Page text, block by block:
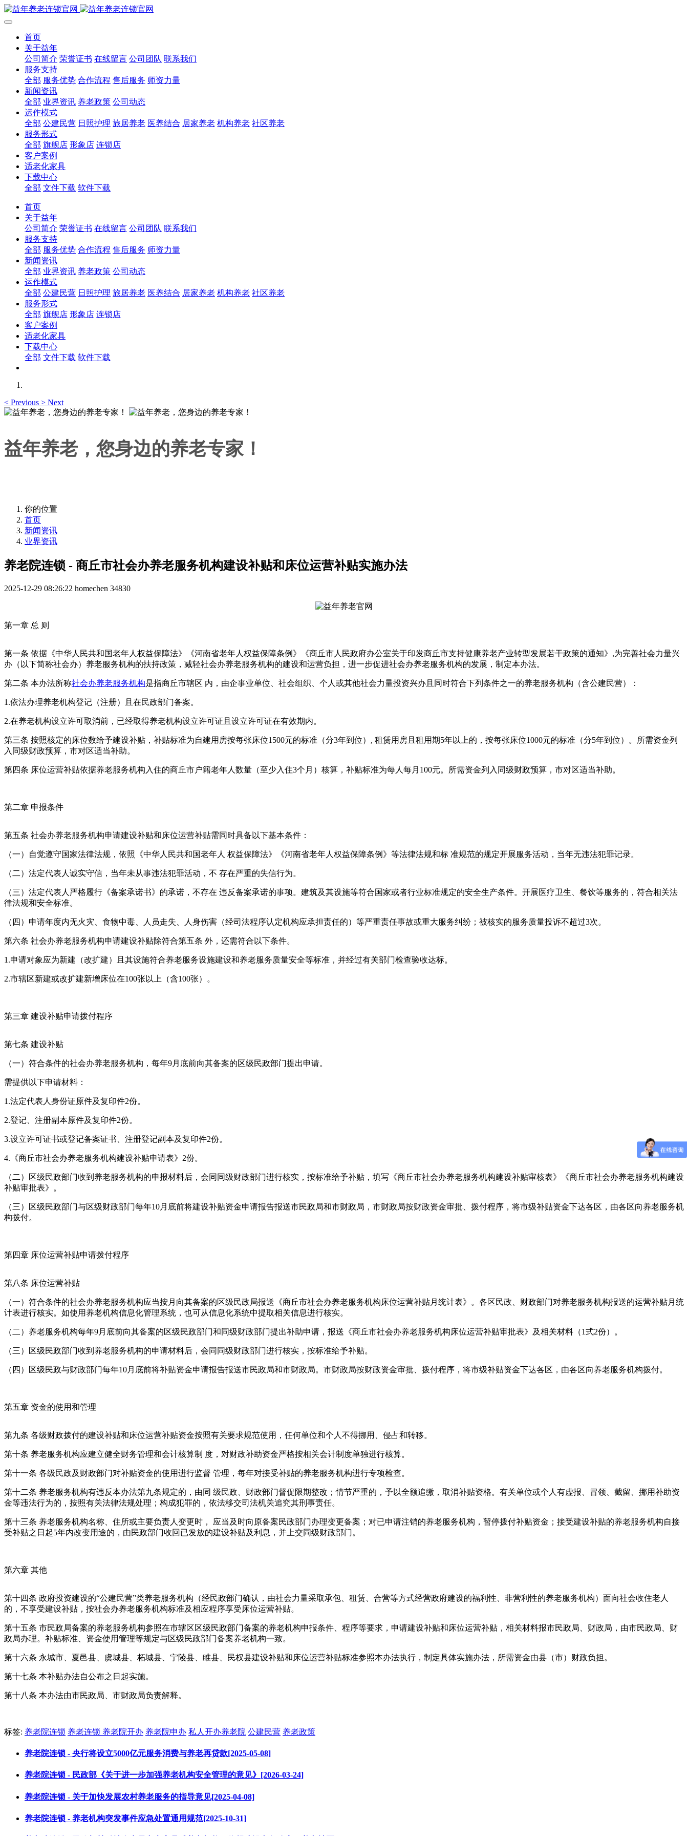
首页
关于益年
公司简介 荣誉证书 在线留言 公司团队 联系我们
服务支持
全部 服务优势 合作流程 售后服务 师资力量
新闻资讯
全部 业界资讯 养老政策 公司动态
运作模式
全部 公建民营 日照护理 旅居养老 医养结合 居家养老 机构养老 社区养老
服务形式
全部 旗舰店 形象店 连锁店
客户案例
适老化家具
下载中心
全部 文件下载 软件下载
首页
关于益年
公司简介 荣誉证书 在线留言 公司团队 联系我们
服务支持
全部 服务优势 合作流程 售后服务 师资力量
新闻资讯
全部 业界资讯 养老政策 公司动态
运作模式
全部 公建民营 日照护理 旅居养老 医养结合 居家养老 机构养老 社区养老
服务形式
全部 旗舰店 形象店 连锁店
客户案例
适老化家具
下载中心
全部 文件下载 软件下载
< Previous > Next
益年养老，您身边的养老专家！
你的位置
首页
新闻资讯
业界资讯
养老院连锁 - 商丘市社会办养老服务机构建设补贴和床位运营补贴实施办法
2025-12-29 08:26:22 homechen 34830
第一章 总 则
第一条 依据《中华人民共和国老年人权益保障法》《河南省老年人权益保障条例》《商丘市人民政府办公室关于印发商丘市支持健康养老产业转型发展若干政策的通知》,为完善社会力量兴
办（以下简称社会办）养老服务机构的扶持政策，减轻社会办养老服务机构的建设和运营负担，进一步促进社会办养老服务机构的发展，制定本办法。
第二条 本办法所称社会办养老服务机构是指商丘市辖区 内，由企事业单位、社会组织、个人或其他社会力量投资兴办且同时符合下列条件之一的养老服务机构（含公建民营）：
1.依法办理养老机构登记（注册）且在民政部门备案。
2.在养老机构设立许可取消前，已经取得养老机构设立许可证且设立许可证在有效期内。
第三条 按照核定的床位数给予建设补贴，补贴标准为自建用房按每张床位1500元的标准（分3年到位）, 租赁用房且租用期5年以上的，按每张床位1000元的标准（分5年到位）。所需资金列
入同级财政预算，市对区适当补助。
第四条 床位运营补贴依据养老服务机构入住的商丘市户籍老年人数量（至少入住3个月）核算，补贴标准为每人每月100元。所需资金列入同级财政预算，市对区适当补助。
第二章 申报条件
第五条 社会办养老服务机构申请建设补贴和床位运营补贴需同时具备以下基本条件：
（一）自觉遵守国家法律法规，依照《中华人民共和国老年人 权益保障法》《河南省老年人权益保障条例》等法律法规和标 准规范的规定开展服务活动，当年无违法犯罪记录。
（二）法定代表人诚实守信，当年未从事违法犯罪活动，不 存在严重的失信行为。
（三）法定代表人严格履行《备案承诺书》的承诺，不存在 违反备案承诺的事项。建筑及其设施等符合国家或者行业标准规定的安全生产条件。开展医疗卫生、餐饮等服务的，符合相关法
律法规和安全标准。
（四）申请年度内无火灾、食物中毒、人员走失、人身伤害（经司法程序认定机构应承担责任的）等严重责任事故或重大服务纠纷；被核实的服务质量投诉不超过3次。
第六条 社会办养老服务机构申请建设补贴除符合第五条 外，还需符合以下条件。
1.申请对象应为新建（改扩建）且其设施符合养老服务设施建设和养老服务质量安全等标准，并经过有关部门检查验收达标。
2.市辖区新建或改扩建新增床位在100张以上（含100张）。
第三章 建设补贴申请拨付程序
第七条 建设补贴
（一）符合条件的社会办养老服务机构，每年9月底前向其备案的区级民政部门提出申请。
需提供以下申请材料：
1.法定代表人身份证原件及复印件2份。
2.登记、注册副本原件及复印件2份。
3.设立许可证书或登记备案证书、注册登记副本及复印件2份。
4.《商丘市社会办养老服务机构建设补贴申请表》2份。
（二）区级民政部门收到养老服务机构的申报材料后，会同同级财政部门进行核实，按标准给予补贴，填写《商丘市社会办养老服务机构建设补贴审核表》《商丘市社会办养老服务机构建设
补贴审批表》。
（三）区级民政部门与区级财政部门每年10月底前将建设补贴资金申请报告报送市民政局和市财政局，市财政局按财政资金审批、拨付程序，将市级补贴资金下达各区，由各区向养老服务机
构拨付。
第四章 床位运营补贴申请拨付程序
第八条 床位运营补贴
（一）符合条件的社会办养老服务机构应当按月向其备案的区级民政局报送《商丘市社会办养老服务机构床位运营补贴月统计表》。各区民政、财政部门对养老服务机构报送的运营补贴月统
计表进行核实。如使用养老机构信息化管理系统，也可从信息化系统中提取相关信息进行核实。
（二）养老服务机构每年9月底前向其备案的区级民政部门和同级财政部门提出补助申请，报送《商丘市社会办养老服务机构床位运营补贴审批表》及相关材料（1式2份）。
（三）区级民政部门收到养老服务机构的申请材料后，会同同级财政部门进行核实，按标准给予补贴。
（四）区级民政与财政部门每年10月底前将补贴资金申请报告报送市民政局和市财政局。市财政局按财政资金审批、拨付程序，将市级补贴资金下达各区，由各区向养老服务机构拨付。
第五章 资金的使用和管理
第九条 各级财政拨付的建设补贴和床位运营补贴资金按照有关要求规范使用，任何单位和个人不得挪用、侵占和转移。
第十条 养老服务机构应建立健全财务管理和会计核算制 度，对财政补助资金严格按相关会计制度单独进行核算。
第十一条 各级民政及财政部门对补贴资金的使用进行监督 管理，每年对接受补贴的养老服务机构进行专项检查。
第十二条 养老服务机构有违反本办法第九条规定的，由同 级民政、财政部门督促限期整改；情节严重的，予以全额追缴，取消补贴资格。有关单位或个人有虚报、冒领、截留、挪用补助资
金等违法行为的，按照有关法律法规处理；构成犯罪的，依法移交司法机关追究其刑事责任。
第十三条 养老服务机构名称、住所或主要负责人变更时， 应当及时向原备案民政部门办理变更备案；对已申请注销的养老服务机构，暂停拨付补贴资金；接受建设补贴的养老服务机构自接
受补贴之日起5年内改变用途的，由民政部门收回已发放的建设补贴及利息，并上交同级财政部门。
第六章 其他
第十四条 政府投资建设的“公建民营”类养老服务机构（经民政部门确认，由社会力量采取承包、租赁、合营等方式经营政府建设的福利性、非营利性的养老服务机构）面向社会收住老人
的，不享受建设补贴，按社会办养老服务机构标准及相应程序享受床位运营补贴。
第十五条 市民政局备案的养老服务机构参照在市辖区区级民政部门备案的养老机构申报条件、程序等要求，申请建设补贴和床位运营补贴，相关材料报市民政局、财政局，由市民政局、财
政局办理。补贴标准、资金使用管理等规定与区级民政部门备案养老机构一致。
第十六条 永城市、夏邑县、虞城县、柘城县、宁陵县、睢县、民权县建设补贴和床位运营补贴标准参照本办法执行，制定具体实施办法，所需资金由县（市）财政负担。
第十七条 本补贴办法自公布之日起实施。
第十八条 本办法由市民政局、市财政局负责解释。
标签: 养老院连锁 养老连锁 养老院开办 养老院申办 私人开办养老院 公建民营 养老政策
养老院连锁 - 央行将设立5000亿元服务消费与养老再贷款[2025-05-08]
养老院连锁 - 民政部《关于进一步加强养老机构安全管理的意见》[2026-03-24]
养老院连锁 - 关于加快发展农村养老服务的指导意见[2025-04-08]
养老院连锁 - 养老机构突发事件应急处置通用规范[2025-10-31]